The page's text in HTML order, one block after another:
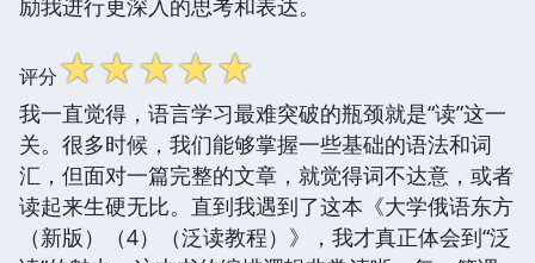
励我进行更深入的思考和表达。
评分☆☆☆☆☆
我一直觉得，语言学习最难突破的瓶颈就是“读”这一
关。很多时候，我们能够掌握一些基础的语法和词
汇，但面对一篇完整的文章，就觉得词不达意，或者
读起来生硬无比。直到我遇到了这本《大学俄语东方
（新版）（4）（泛读教程）》，我才真正体会到“泛